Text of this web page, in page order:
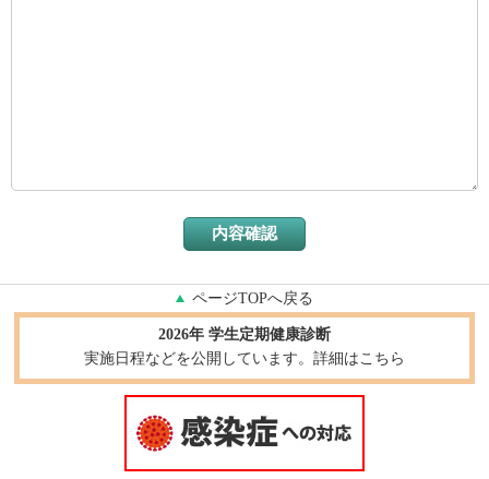
ページTOPへ戻る
2026年 学生定期健康診断
実施日程などを公開しています。詳細はこちら